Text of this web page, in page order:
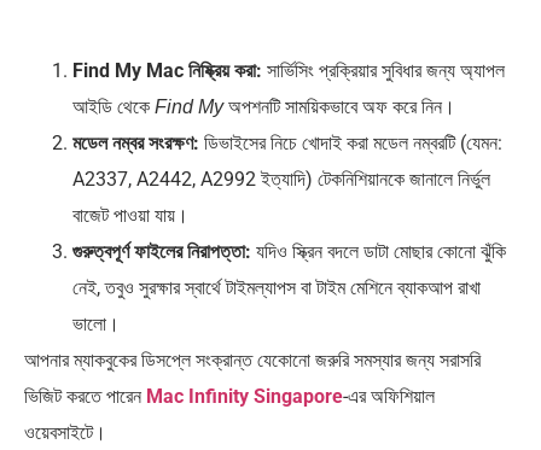
Find My Mac নিষ্ক্রিয় করা: সার্ভিসিং প্রক্রিয়ার সুবিধার জন্য অ্যাপল
আইডি থেকে Find Myঅপশনটি সাময়িকভাবে অফ করে নিন।
মডেল নম্বর সংরক্ষণ: ডিভাইসের নিচে খোদাই করা মডেল নম্বরটি (যেমন:
A2337, A2442, A2992 ইত্যাদি) টেকনিশিয়ানকে জানালে নির্ভুল
বাজেট পাওয়া যায়।
গুরুত্বপূর্ণ ফাইলের নিরাপত্তা: যদিও স্ক্রিন বদলে ডাটা মোছার কোনো ঝুঁকি
নেই, তবুও সুরক্ষার স্বার্থে টাইমল্যাপস বা টাইম মেশিনে ব্যাকআপ রাখা
ভালো।
আপনার ম্যাকবুকের ডিসপ্লে সংক্রান্ত যেকোনো জরুরি সমস্যার জন্য সরাসরি
ভিজিট করতে পারেন Mac Infinity Singapore-এর অফিশিয়াল
ওয়েবসাইটে।